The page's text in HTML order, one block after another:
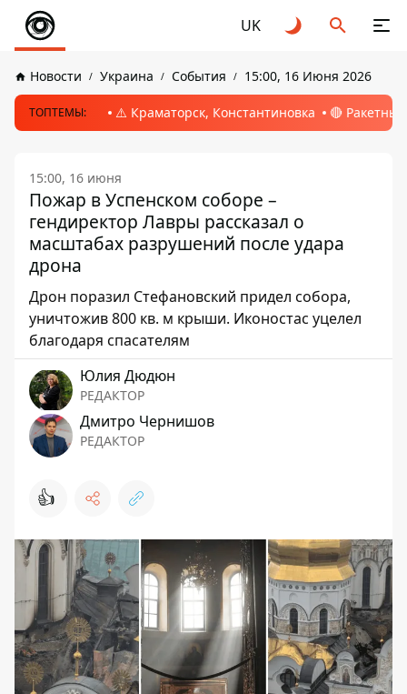
UK
Новости Украина События 15:00, 16 Июня 2026
ТОПТЕМЫ: ⚠️ Краматорск, Константиновка 🔴
15:00, 16 июня
Пожар в Успенском соборе –
гендиректор Лавры рассказал о
масштабах разрушений после удара
дрона
Дрон поразил Стефановский придел собора,
уничтожив 800 кв. м крыши. Иконостас уцелел
благодаря спасателям
Юлия Дюдюн
РЕДАКТОР
Дмитро Чернишов
РЕДАКТОР
👍